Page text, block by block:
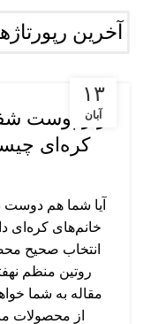
آخرین
۱۳
آبان
راز پوست
کره‌ای
آیا شما هم
خانم‌های کره‌ای
انتخاب صحیح
روتین منظم
مقاله به شما
از محصولات